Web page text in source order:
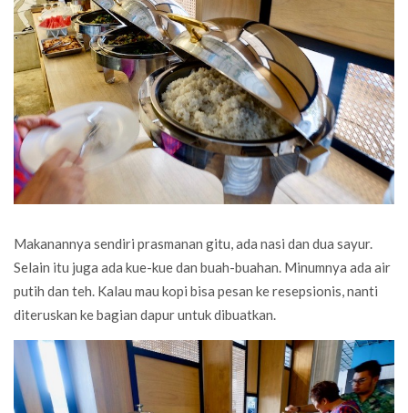
Makanannya sendiri prasmanan gitu, ada nasi dan dua sayur.
Selain itu juga ada kue-kue dan buah-buahan. Minumnya ada air
putih dan teh. Kalau mau kopi bisa pesan ke resepsionis, nanti
diteruskan ke bagian dapur untuk dibuatkan.